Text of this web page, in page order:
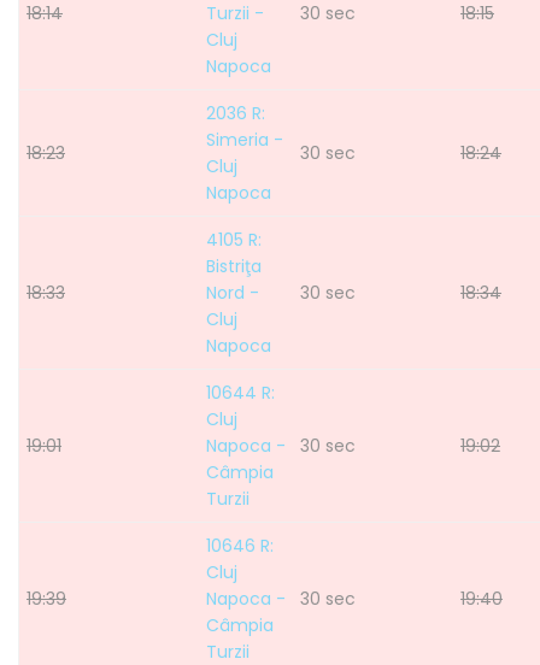
18:14
Turzii -
Cluj
Napoca
30 sec 18:15
18:23
2036 R:
Simeria -
Cluj
Napoca
30 sec 18:24
18:33
4105 R:
Bistriţa
Nord -
Cluj
Napoca
30 sec 18:34
19:01
10644 R:
Cluj
Napoca -
Câmpia
Turzii
30 sec 19:02
19:39
10646 R:
Cluj
Napoca -
Câmpia
Turzii
30 sec 19:40